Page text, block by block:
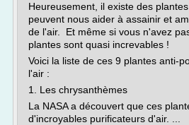
Heureusement, il existe des
peuvent nous aider à assainir et
de l'air. Et même si vous n'avez
plantes sont quasi increvables !
Voici la liste de ces 9 plantes anti-
l'air :
1. Les chrysanthèmes
La NASA a découvert que ces
d'incroyables purificateurs d'air. ...